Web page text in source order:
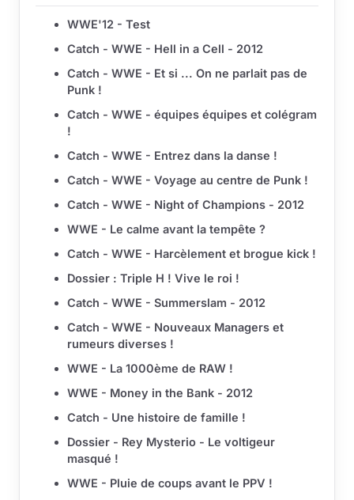
WWE'12 - Test
Catch - WWE - Hell in a Cell - 2012
Catch - WWE - Et si ... On ne parlait pas de
Punk !
Catch - WWE - équipes équipes et colégram
!
Catch - WWE - Entrez dans la danse !
Catch - WWE - Voyage au centre de Punk !
Catch - WWE - Night of Champions - 2012
WWE - Le calme avant la tempête ?
Catch - WWE - Harcèlement et brogue kick !
Dossier : Triple H ! Vive le roi !
Catch - WWE - Summerslam - 2012
Catch - WWE - Nouveaux Managers et
rumeurs diverses !
WWE - La 1000ème de RAW !
WWE - Money in the Bank - 2012
Catch - Une histoire de famille !
Dossier - Rey Mysterio - Le voltigeur
masqué !
WWE - Pluie de coups avant le PPV !